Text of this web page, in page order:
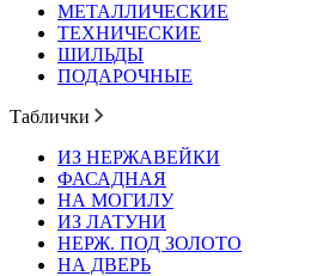
МЕТАЛЛИЧЕСКИЕ
ТЕХНИЧЕСКИЕ
ШИЛЬДЫ
ПОДАРОЧНЫЕ
Таблички
ИЗ НЕРЖАВЕЙКИ
ФАСАДНАЯ
НА МОГИЛУ
ИЗ ЛАТУНИ
НЕРЖ. ПОД ЗОЛОТО
НА ДВЕРЬ